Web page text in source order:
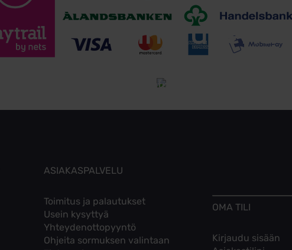
Toimitusehdot
Tutustu toimitusehtoihin
ASIAKASPALVELU
Toimitus ja palautukset
Usein kysyttyä
Yhteydenottopyyntö
Ohjeita sormuksen valintaan
OMA TILI
Kirjaudu sisään